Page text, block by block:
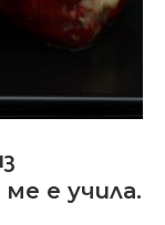
е учила.